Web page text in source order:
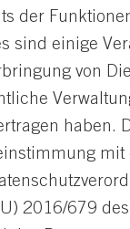
der
sind einige
von
haben.
mit
2016/679